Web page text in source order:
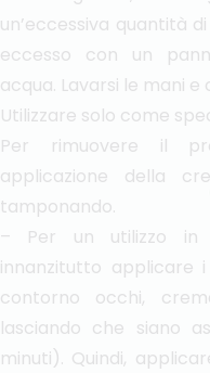
un’eccessiva quantità
eccesso con un
acqua. Lavarsi le mani
Utilizzare solo come
Per rimuovere il
applicazione della
tamponando.
– Per un utilizzo in
innanzitutto applicare
contorno occhi,
lasciando che siano
minuti). Quindi,